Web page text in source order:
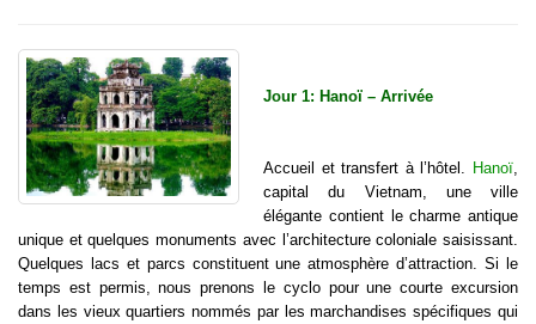
Jour 1: Hanoï – Arrivée
Accueil et transfert à l’hôtel. Hanoï
capital du Vietnam, une ville
élégante contient le charme antique
unique et quelques monuments avec l’architecture coloniale saisissant.
Quelques lacs et parcs constituent une atmosphère d’attraction. Si le
temps est permis, nous prenons le cyclo pour une courte excursion
dans les vieux quartiers nommés par les marchandises spécifiques qui